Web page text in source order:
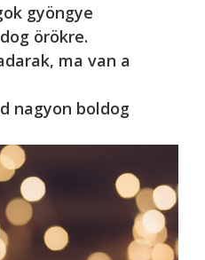
gyöngye
örökre.
ma van a
nagyon boldog